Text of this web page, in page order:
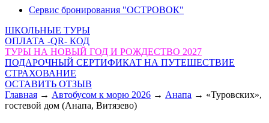
Сервис бронирования "ОСТРОВОК"
ШКОЛЬНЫЕ ТУРЫ
ОПЛАТА -QR- КОД
ТУРЫ НА НОВЫЙ ГОД И РОЖДЕСТВО 2027
ПОДАРОЧНЫЙ СЕРТИФИКАТ НА ПУТЕШЕСТВИЕ
СТРАХОВАНИЕ
ОСТАВИТЬ ОТЗЫВ
Главная → Автобусом к морю 2026 → Анапа → «Туровских»,
гостевой дом (Анапа, Витязево)